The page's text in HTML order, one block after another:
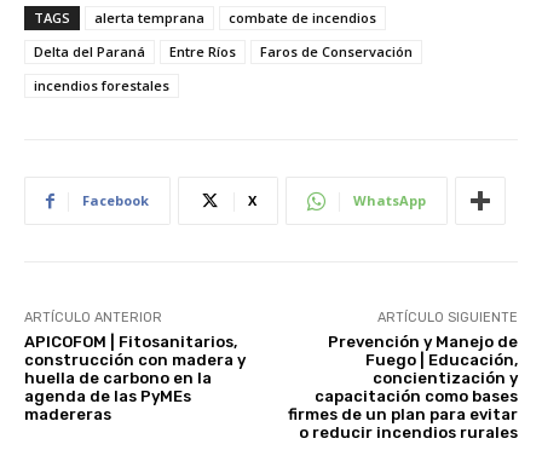
TAGS alerta temprana
combate de incendios
Delta del Paraná
Entre Ríos
Faros de Conservación
incendios forestales
Facebook X WhatsApp
ARTÍCULO ANTERIOR
APICOFOM | Fitosanitarios,
construcción con madera y
huella de carbono en la
agenda de las PyMEs
madereras
ARTÍCULO SIGUIENTE
Prevención y Manejo de
Fuego | Educación,
concientización y
capacitación como bases
firmes de un plan para evitar
o reducir incendios rurales